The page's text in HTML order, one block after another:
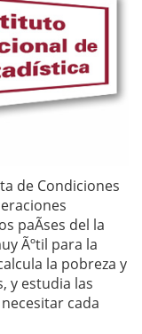
de Condiciones
paÃ­ses del la
Ãºtil para la
la pobreza y
y estudia las
cada